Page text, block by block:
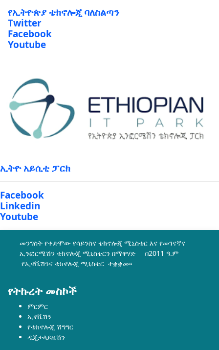
የኢትዮጵያ ቴክኖሎጂ ባለስልጣን
Twitter
Facebook
Youtube
ኢትዮ አይሲቲ ፓርክ
Facebook
Linkedin
Youtube
መንግስት የቀድሞው የሳይንስና ቴክኖሎጂ ሚኒስቴር እና የመገናኛና
ኢንፎርሜሽን ቴክኖሎጂ ሚኒስቴርን በማዋሃድ በ2011 ዓ.ም
የኢኖቬሽንና ቴክኖሎጂ ሚኒስቴር ተቋቋመ፡፡
የትኩረት መስኮች
ምርምር
ኢኖቬሽን
የቴክኖሎጂ ሽግግር
ዲጂታላይዜሽን